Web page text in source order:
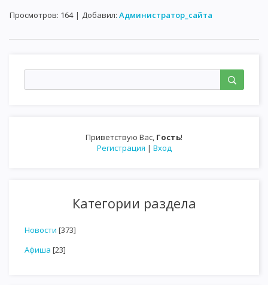
Приветствую Вас, Гость!
Регистрация | Вход
Категории раздела
Новости [373]
Афиша [23]
Просмотров: 164 | Добавил: Администратор_сайта